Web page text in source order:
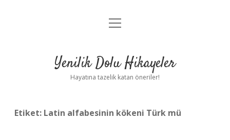
Anasayfa
Yasal Uyarı
menüyü
Yenilik Dolu Hikayeler
Hayatına tazelik katan öneriler!
Etiket: Latin alfabesinin kökeni Türk mü